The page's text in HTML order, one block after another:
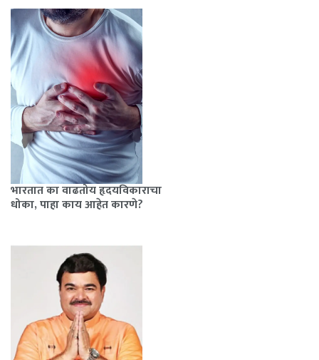
भारतात का वाढतोय हृदयविकाराचा
धोका, पाहा काय आहेत कारणे?